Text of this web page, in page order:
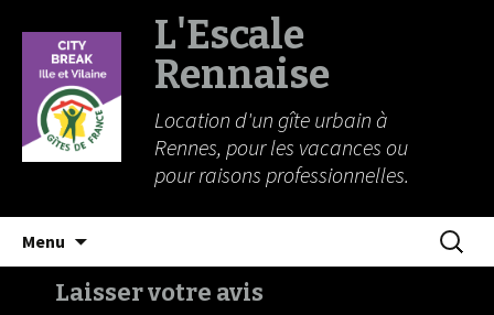
L'Escale
Rennaise
Location d'un gîte urbain à
Rennes, pour les vacances ou
pour raisons professionnelles.
Menu
contenu
Laisser votre avis